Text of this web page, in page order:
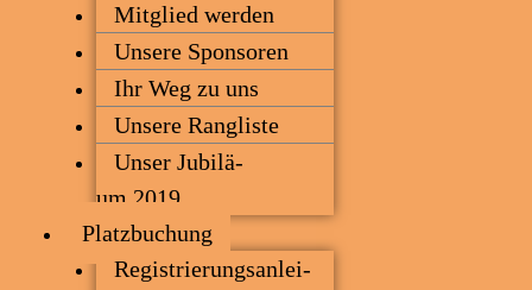
Mit­glied werden
Unse­re Sponsoren
Ihr Weg zu uns
Unse­re Rangliste
Unser Jubi­lä­
um 2019
Platz­bu­chung
Regis­trie­rungs­an­lei­